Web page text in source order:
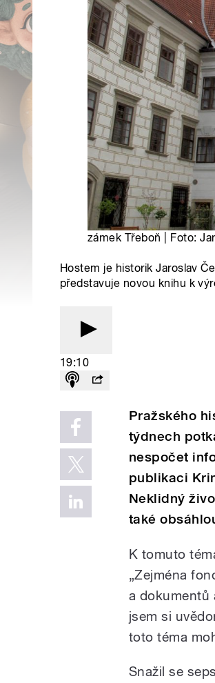
zámek Třeboň | Foto:
Hostem je historik Jaroslav
představuje novou knihu k
19:10
Pražského
týdnech
nespočet
publikaci
Neklidný
také
K tomuto
„Zejména
a dokumentů
jsem si
toto téma
Snažil se